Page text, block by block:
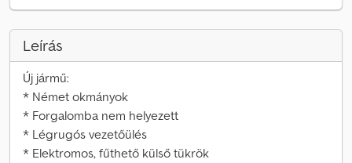
Leírás
Új jármű:
* Német okmányok
* Forgalomba nem helyezett
* Légrugós vezetőülés
* Elektromos, fűthető külső tükrök